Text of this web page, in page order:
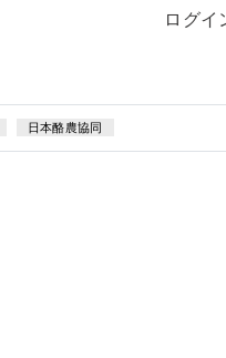
ログイ
日本酪農協同